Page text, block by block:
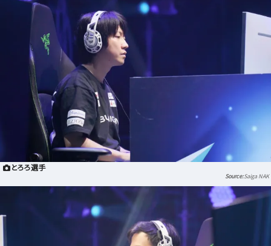
とろろ選手
Saiga NAK